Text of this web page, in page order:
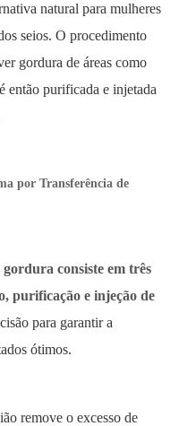
natural para mulheres
seios. O procedimento
gordura de áreas como
então purificada e injetada
por Transferência de
consiste em três
purificação e injeção de
para garantir a
ótimos.
remove o excesso de